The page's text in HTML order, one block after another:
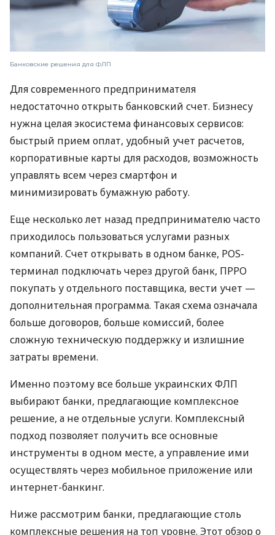
Банковские решения для ФЛП
Для современного предпринимателя
недостаточно открыть банковский счет. Бизнесу
нужна целая экосистема финансовых сервисов:
быстрый прием оплат, удобный учет расчетов,
корпоративные карты для расходов, возможность
управлять всем через смартфон и
минимизировать бумажную работу.
Еще несколько лет назад предпринимателю часто
приходилось пользоваться услугами разных
компаний. Счет открывать в одном банке, POS-
терминал подключать через другой банк, ПРРО
покупать у отдельного поставщика, вести учет —
дополнительная программа. Такая схема означала
больше договоров, больше комиссий, более
сложную техническую поддержку и излишние
затраты времени.
Именно поэтому все больше украинских ФЛП
выбирают банки, предлагающие комплексное
решение, а не отдельные услуги. Комплексный
подход позволяет получить все основные
инструменты в одном месте, а управление ими
осуществлять через мобильное приложение или
интернет-банкинг.
Ниже рассмотрим банки, предлагающие столь
комплексные решения на топ уровне. Этот обзор о